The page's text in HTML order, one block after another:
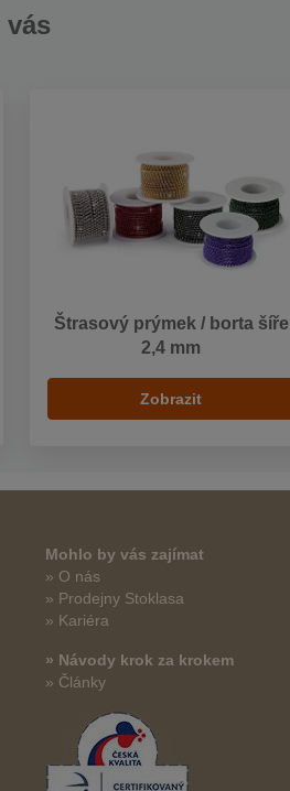
Štrasový prýmek / borta šíře
2,4 mm
Zobrazit
Mohlo by vás zajímat
» O nás
» Prodejny Stoklasa
» Kariéra
» Návody krok za krokem
» Články